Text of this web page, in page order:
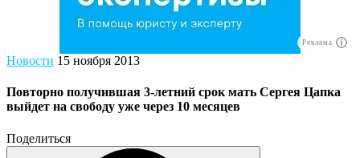
Реклама
Новости 15 ноября 2013
Повторно получившая 3-летний срок мать Сергея Цапка
выйдет на свободу уже через 10 месяцев
Поделиться